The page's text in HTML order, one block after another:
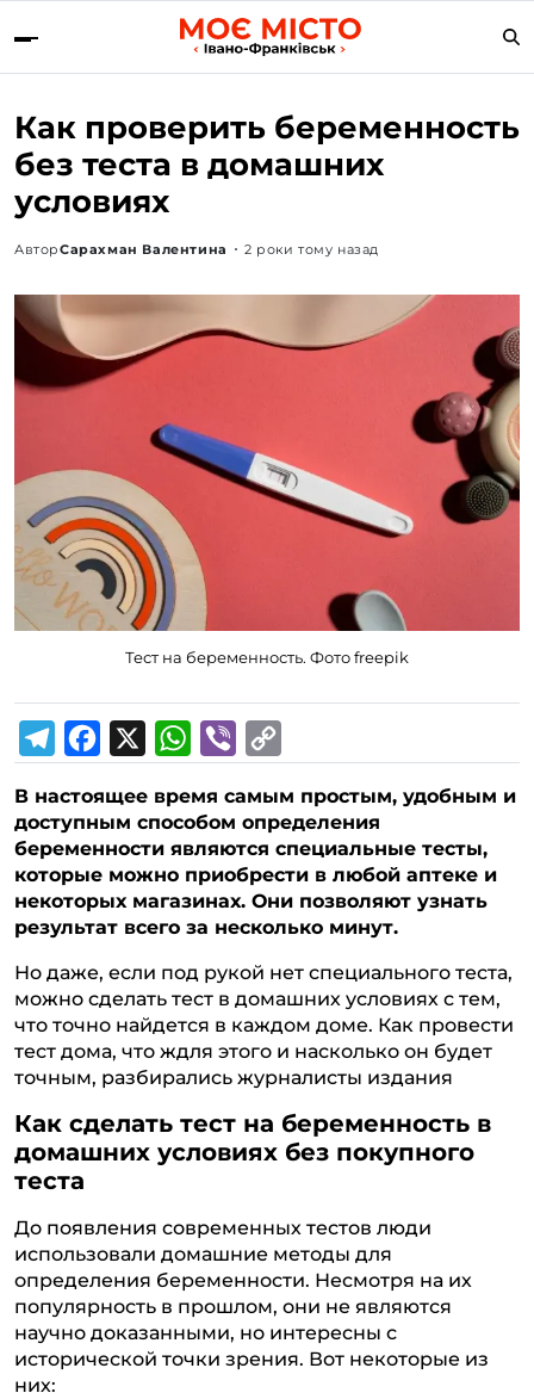
Как проверить беременность
без теста в домашних
условиях
АвторСарахман Валентина 2 роки тому назад
Тест на беременность. Фото freepik
e
l
e
m
a
c
e
k
h
a
t
p
i
b
e
o
p
y
k
В настоящее время самым простым, удобным и
доступным способом определения
беременности являются специальные тесты,
которые можно приобрести в любой аптеке и
некоторых магазинах. Они позволяют узнать
результат всего за несколько минут.
Но даже, если под рукой нет специального теста,
можно сделать тест в домашних условиях с тем,
что точно найдется в каждом доме. Как провести
тест дома, что ждля этого и насколько он будет
точным, разбирались журналисты издания
Как сделать тест на беременность в
домашних условиях без покупного
теста
До появления современных тестов люди
использовали домашние методы для
определения беременности. Несмотря на их
популярность в прошлом, они не являются
научно доказанными, но интересны с
исторической точки зрения. Вот некоторые из
них: